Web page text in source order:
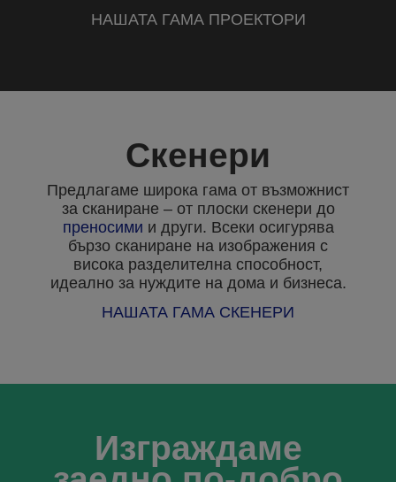
НАШАТА ГАМА ПРОЕКТОРИ
Скенери
Предлагаме широка гама от възможнист
за сканиране – от плоски скенери до
преносими и други. Всеки осигурява
бързо сканиране на изображения с
висока разделителна способност,
идеално за нуждите на дома и бизнеса.
НАШАТА ГАМА СКЕНЕРИ
Изграждаме